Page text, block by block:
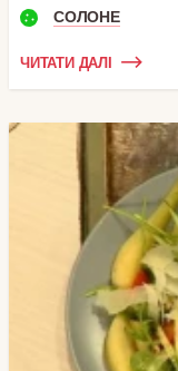
СОЛОНЕ
ЧИТАТИ ДАЛІ